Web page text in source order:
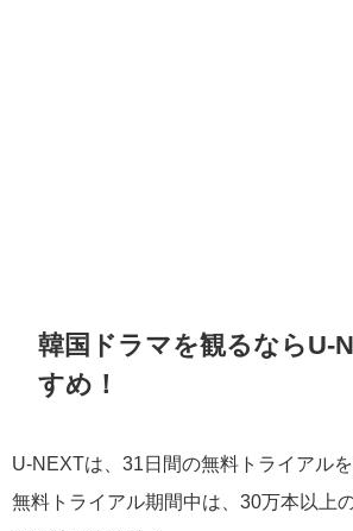
韓国ドラマを観るならU-
すめ！
U-NEXTは、31日間の無料トライアルを
無料トライアル期間中は、30万本以上